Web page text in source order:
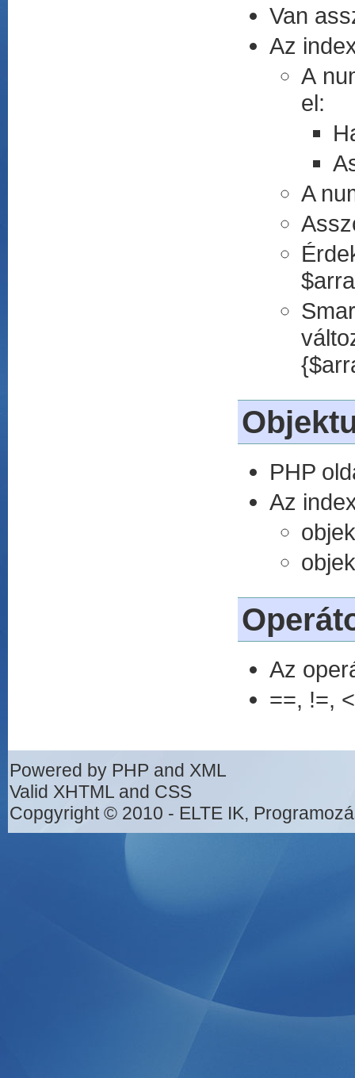
Van
Az
A
el:
A
PHP
Az
Az
==, !=,
Powered by PHP and XML
Valid XHTML and CSS
Copgyright © 2010 - ELTE IK,